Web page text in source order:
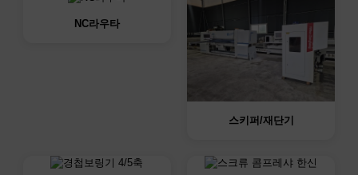
NC라우타
스키퍼/재단기